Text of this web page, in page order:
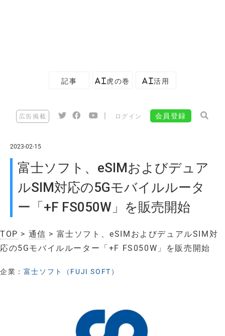
記事 AI虎の巻 AI活用
広告掲載 ログイン 会員登録
2023-02-15
富士ソフト、eSIMおよびデュア
ルSIM対応の5Gモバイルルータ
ー「+F FS050W」を販売開始
TOP > 通信 > 富士ソフト、eSIMおよびデュアルSIM対
応の5Gモバイルルーター「+F FS050W」を販売開始
企業： 富士ソフト（FUJI SOFT）